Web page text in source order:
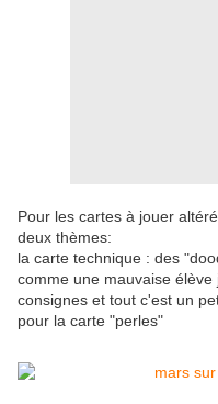
Pour les cartes à jouer
deux thèmes:
la carte technique : des
comme une mauvaise
consignes et tout c'est un
pour la carte "perles"